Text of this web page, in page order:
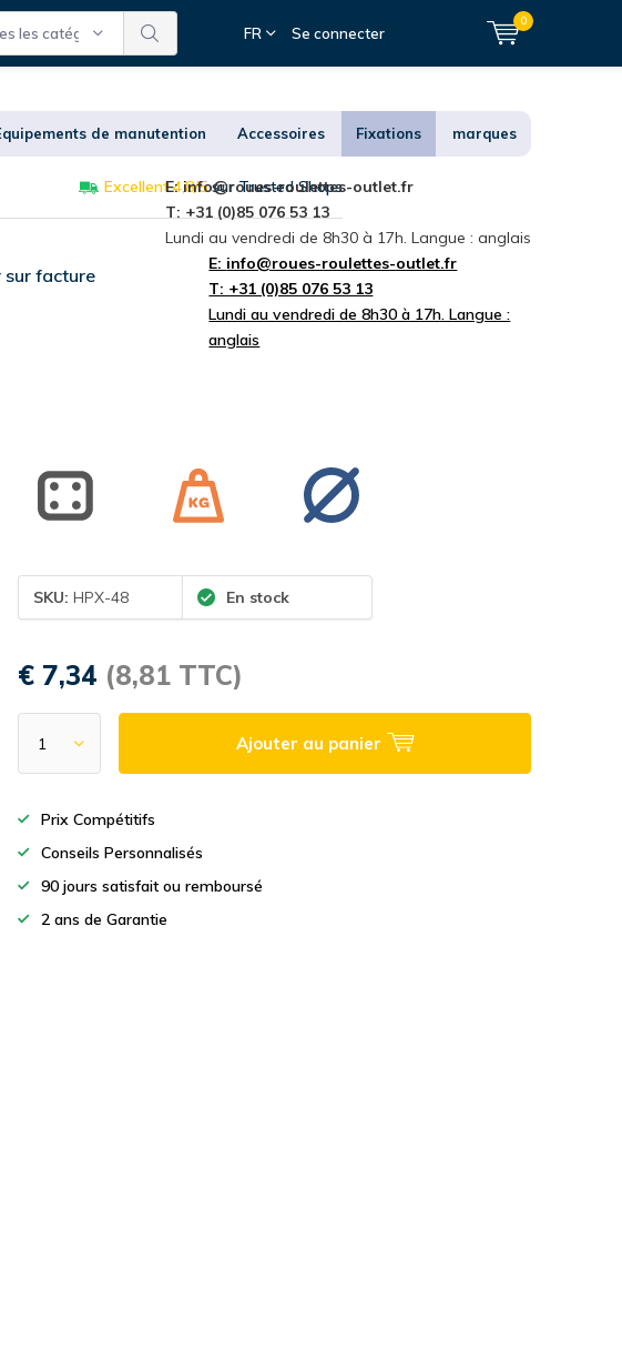
les catégories FR Se connecter
0
de manutention Accessoires Fixations marques
Excellent 4,8/5sur Trusted Shops
E:info@roues-roulettes-outlet.fr
T: +31 (0)85 076 53 13
Lundi au vendredi de 8h30 à 17h. Langue : anglais
sur facture
E: info@roues-roulettes-outlet.fr
T: +31 (0)85 076 53 13
Lundi au vendredi de 8h30 à 17h. Langue :
anglais
SKU: HPX-48 En stock
€ 7,34 (8,81 TTC)
Ajouter au panier
Prix Compétitifs
Conseils Personnalisés
90 jours satisfait ou remboursé
2 ans de Garantie